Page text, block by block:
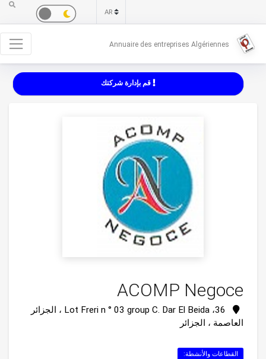
Annuaire des entreprises Algériennes
قم بإدارة شركتك
ACOMP Negoce
36، Lot Freri n ° 03 group C. Dar El Beida ، الجزائر
العاصمة ، الجزائر
القطاعات والأنشطة: